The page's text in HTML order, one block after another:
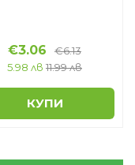
€3.06 €6.13
5.98 лв 11.99 лв
КУПИ